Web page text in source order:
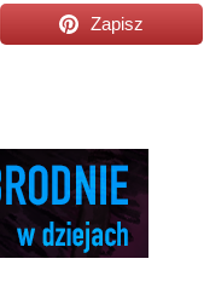
Zapisz